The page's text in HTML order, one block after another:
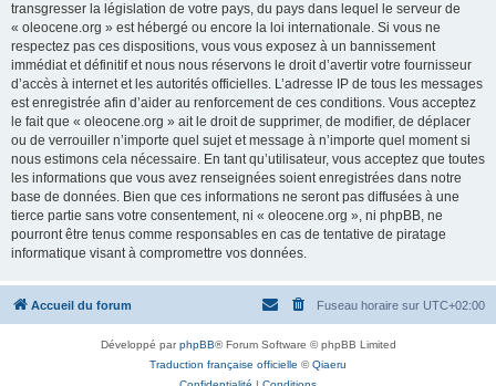
transgresser la législation de votre pays, du pays dans lequel le serveur de
« oleocene.org » est hébergé ou encore la loi internationale. Si vous ne
respectez pas ces dispositions, vous vous exposez à un bannissement
immédiat et définitif et nous nous réservons le droit d’avertir votre fournisseur
d’accès à internet et les autorités officielles. L’adresse IP de tous les messages
est enregistrée afin d’aider au renforcement de ces conditions. Vous acceptez
le fait que « oleocene.org » ait le droit de supprimer, de modifier, de déplacer
ou de verrouiller n’importe quel sujet et message à n’importe quel moment si
nous estimons cela nécessaire. En tant qu’utilisateur, vous acceptez que toutes
les informations que vous avez renseignées soient enregistrées dans notre
base de données. Bien que ces informations ne seront pas diffusées à une
tierce partie sans votre consentement, ni « oleocene.org », ni phpBB, ne
pourront être tenus comme responsables en cas de tentative de piratage
informatique visant à compromettre vos données.
Accueil du forum Fuseau horaire sur UTC+02:00
Développé parphpBB® Forum Software © phpBB Limited
Traduction française officielle ©Qiaeru